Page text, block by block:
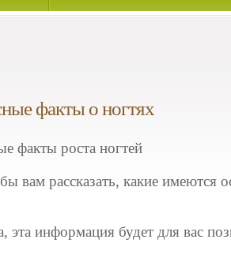
факты о ногтях
факты роста ногтей
вам рассказать, какие имеются
эта информация будет для вас